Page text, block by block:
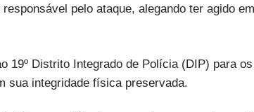
pelo ataque, alegando ter agido
19º Distrito Integrado de Polícia (DIP) para
sua integridade física preservada.